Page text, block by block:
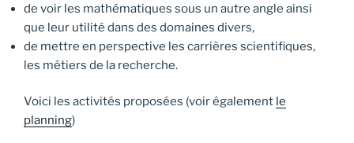
de voir les mathématiques sous un autre angle ainsi
que leur utilité dans des domaines divers,
de mettre en perspective les carrières scientifiques,
les métiers de la recherche.
Voici les activités proposées (voir également le
planning)